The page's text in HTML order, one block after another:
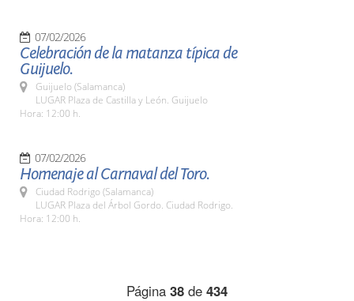
07/02/2026
Celebración de la matanza típica de
Guijuelo.
Guijuelo (Salamanca)
LUGAR Plaza de Castilla y León. Guijuelo
Hora: 12:00 h.
07/02/2026
Homenaje al Carnaval del Toro.
Ciudad Rodrigo (Salamanca)
LUGAR Plaza del Árbol Gordo. Ciudad Rodrigo.
Hora: 12:00 h.
Página 38 de 434